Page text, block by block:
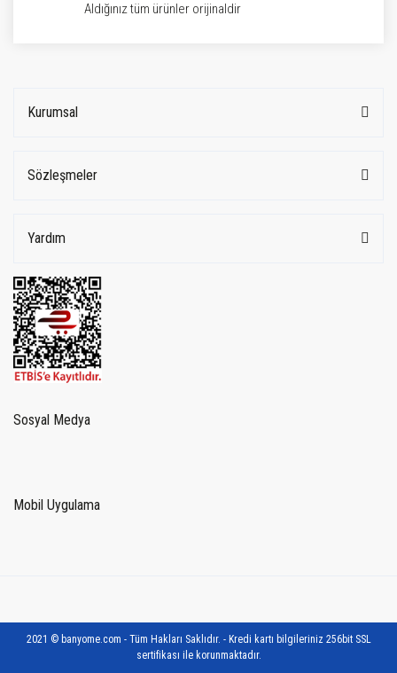
Aldığınız tüm ürünler orijinaldir
Kurumsal
Sözleşmeler
Yardım
Sosyal Medya
Mobil Uygulama
2021 © banyome.com - Tüm Hakları Saklıdır. - Kredi kartı bilgileriniz 256bit SSL
sertifikası ile korunmaktadır.